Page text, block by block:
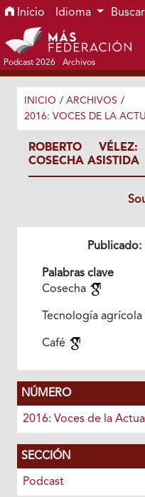
Ir al menú de navegación
Ir al contenido principal
Ir al pie de página del sitio
Inicio Idioma Buscar
Podcast 2026 Archivos
INICIO / ARCHIVOS /
2016: VOCES DE LA
ROBERTO
COSECHA ASISTIDA
Publicado:
Palabras clave
Cosecha
Tecnología agrícola
Café
NÚMERO
2016: Voces de la
SECCIÓN
Podcast